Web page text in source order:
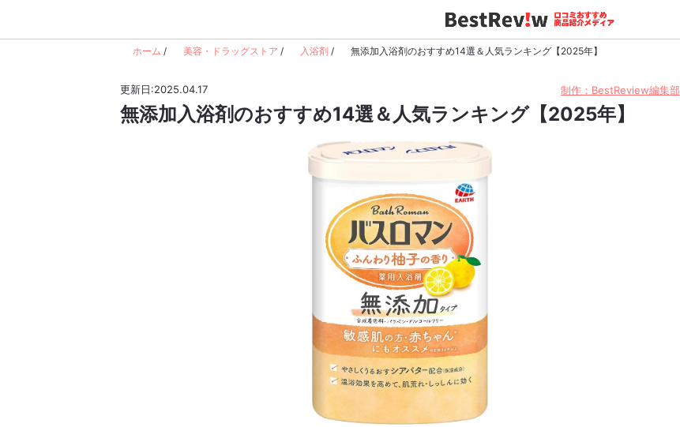
ホーム / 美容・ドラッグストア / 入浴剤 / 無添加入浴剤のおすすめ14選＆人気ランキング【2025年】
更新日:2025.04.17 制作：BestReview編集部
無添加入浴剤のおすすめ14選＆人気ランキング【2025年】